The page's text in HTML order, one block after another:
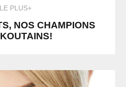
LE PLUS+
NOS CHAMPIONS